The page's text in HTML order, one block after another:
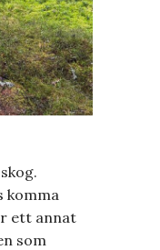
komma
ett annat
som